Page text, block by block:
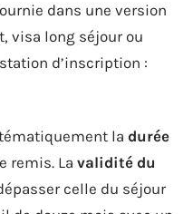
dans une version
visa long séjour ou
d’inscription :
la durée
remis. La validité du
celle du séjour